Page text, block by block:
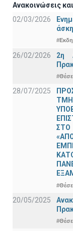
Ανακοινώσεις
02/03/2026
26/02/2026
2η
28/07/2025
ΣΤΟ
20/05/2025